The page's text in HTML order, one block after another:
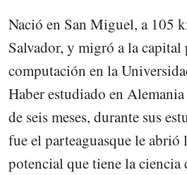
Nació en San Miguel, a 105
Salvador, y migró a la capital
computación en la
Haber estudiado en
de seis meses, durante sus
fue el parteaguasque le abrió
potencial que tiene la ciencia